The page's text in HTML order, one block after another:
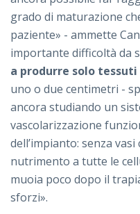
grado di maturazione
paziente» - ammette
importante difficoltà da
a produrre solo tessuti
uno o due centimetri -
ancora studiando un
vascolarizzazione
dell’impianto: senza
nutrimento a tutte le
muoia poco dopo il
sforzi».